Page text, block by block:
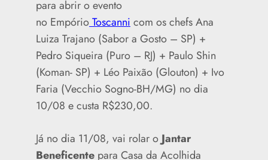
para abrir o evento
no EmpórioToscanni com os chefs Ana
Luiza Trajano (Sabor a Gosto – SP) +
Pedro Siqueira (Puro – RJ) + Paulo Shin
(Koman- SP) + Léo Paixão (Glouton) + Ivo
Faria (Vecchio Sogno-BH/MG) no dia
10/08 e custa R$230,00.
Já no dia 11/08, vai rolar o Jantar
Beneficente para Casa da Acolhida